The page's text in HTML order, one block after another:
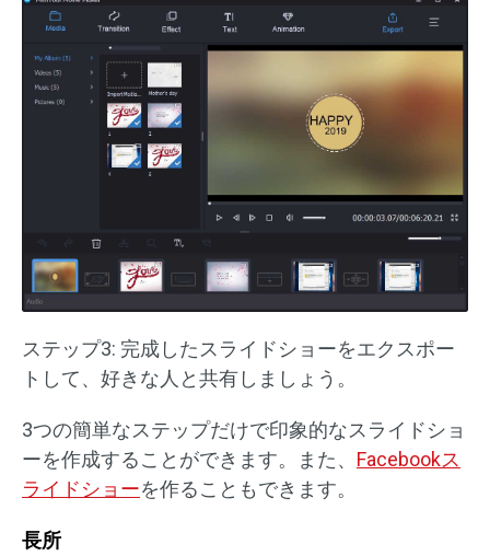
ステップ3: 完成したスライドショーをエクスポー
トして、好きな人と共有しましょう。
3つの簡単なステップだけで印象的なスライドショ
ーを作成することができます。また、 Facebookス
ライドショーを作ることもできます。
長所